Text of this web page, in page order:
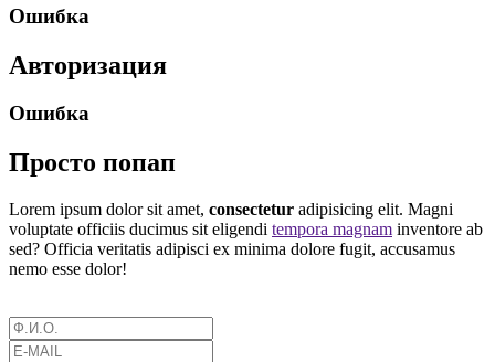
Ошибка
Авторизация
Ошибка
Просто попап
Lorem ipsum dolor sit amet, consectetur adipisicing elit. Magni
voluptate officiis ducimus sit eligendi tempora magnam inventore ab
sed? Officia veritatis adipisci ex minima dolore fugit, accusamus
nemo esse dolor!